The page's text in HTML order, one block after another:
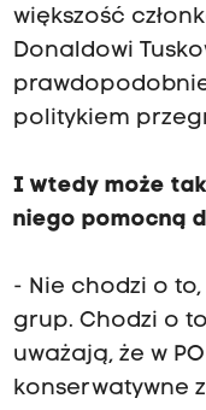
większość
Donaldowi
politykiem
I wtedy może
niego pomocną
- Nie chodzi o
grup. Chodzi o
uważają, że w
konserwatywne